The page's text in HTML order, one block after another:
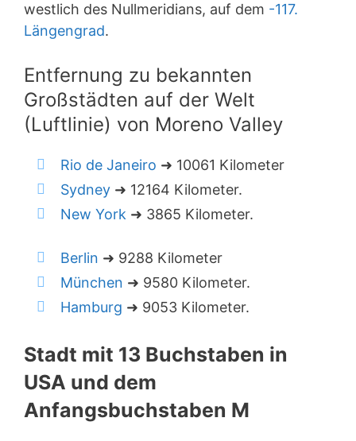
westlich des Nullmeridians, auf dem -117.
Längengrad.
Entfernung zu bekannten
Großstädten auf der Welt
(Luftlinie) von Moreno Valley
Rio de Janeiro ➜ 10061 Kilometer
Sydney ➜ 12164 Kilometer.
New York ➜ 3865 Kilometer.
Berlin ➜ 9288 Kilometer
München ➜ 9580 Kilometer.
Hamburg ➜ 9053 Kilometer.
Stadt mit 13 Buchstaben in
USA und dem
Anfangsbuchstaben M